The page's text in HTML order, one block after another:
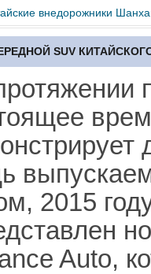
внедорожники
SUV
2015
Autо,